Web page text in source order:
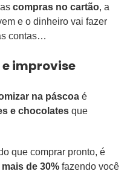
compras no cartão, a
e o dinheiro vai fazer
contas…
e improvise
na páscoa é
e chocolates que
que comprar pronto, é
de 30% fazendo você